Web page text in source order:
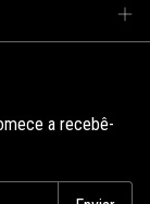
a recebê-